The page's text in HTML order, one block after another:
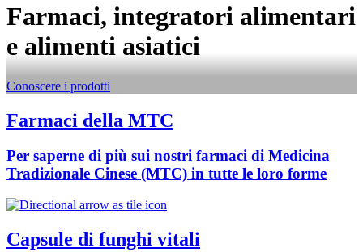
Farmaci, integratori alimentari
e alimenti asiatici
Conoscere i prodotti
Farmaci della MTC
Per saperne di più sui nostri farmaci di Medicina
Tradizionale Cinese (MTC) in tutte le loro forme
Capsule di funghi vitali